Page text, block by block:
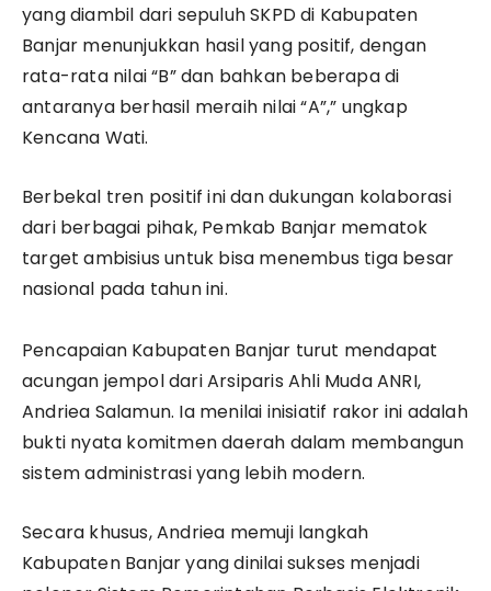
yang diambil dari sepuluh SKPD di Kabupaten
Banjar menunjukkan hasil yang positif, dengan
rata-rata nilai “B” dan bahkan beberapa di
antaranya berhasil meraih nilai “A”,” ungkap
Kencana Wati.
​Berbekal tren positif ini dan dukungan kolaborasi
dari berbagai pihak, Pemkab Banjar mematok
target ambisius untuk bisa menembus tiga besar
nasional pada tahun ini.
​Pencapaian Kabupaten Banjar turut mendapat
acungan jempol dari Arsiparis Ahli Muda ANRI,
Andriea Salamun. Ia menilai inisiatif rakor ini adalah
bukti nyata komitmen daerah dalam membangun
sistem administrasi yang lebih modern.
​Secara khusus, Andriea memuji langkah
Kabupaten Banjar yang dinilai sukses menjadi